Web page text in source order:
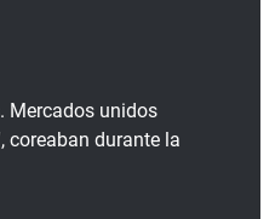
Mercados unidos
coreaban durante la